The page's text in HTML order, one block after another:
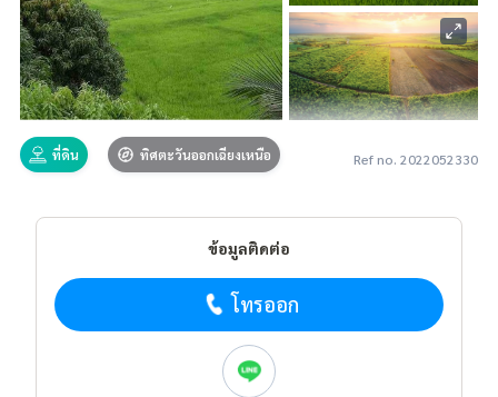
ที่ดิน ทิศตะวันออกเฉียงเหนือ Ref no. 2022052330
ข้อมูลติดต่อ
โทรออก